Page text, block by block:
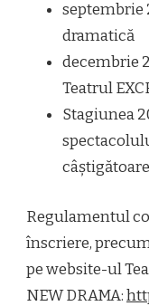
septembrie
dramatică
decembrie
Teatrul
Stagiunea
câștigătoare
Regulamentul
înscriere,
pe website-ul
NEW DRAMA: